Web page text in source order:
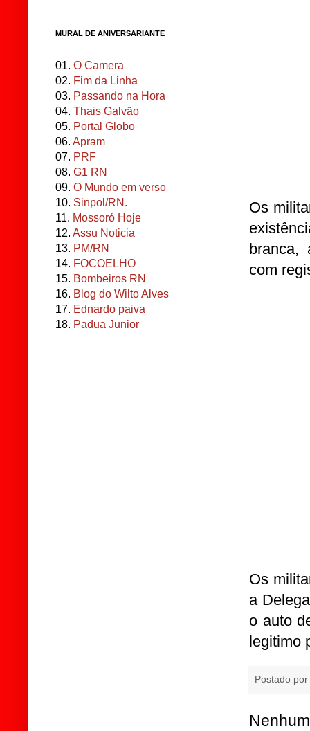
Os
branca,
com
Os
a
o auto
legitimo
Postado por
MURAL DE ANIVERSARIANTE
01. O Camera
02. Fim da Linha
03. Passando na Hora
04. Thais Galvão
05. Portal Globo
06. Apram
07. PRF
08. G1 RN
09. O Mundo em verso
10. Sinpol/RN.
11. Mossoró Hoje
12. Assu Noticia
13. PM/RN
14. FOCOELHO
15. Bombeiros RN
16. Blog do Wilto Alves
17. Ednardo paiva
18. Padua Junior